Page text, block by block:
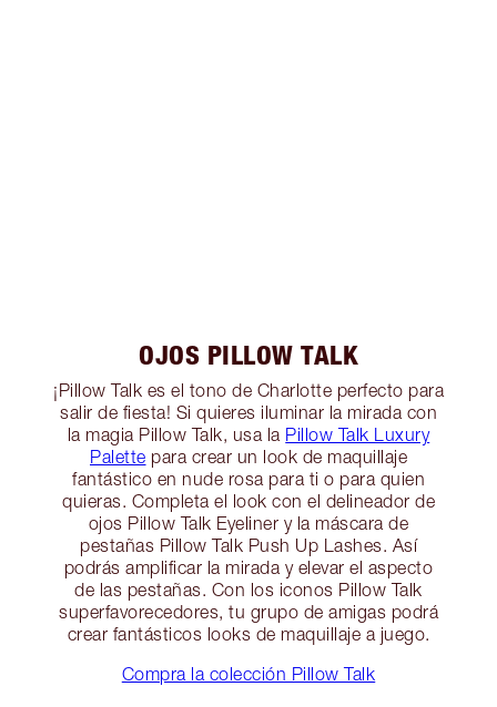
OJOS PILLOW TALK
¡Pillow Talk es el tono de Charlotte perfecto para
salir de fiesta! Si quieres iluminar la mirada con
la magia Pillow Talk, usa la Pillow Talk Luxury
Palette para crear un look de maquillaje
fantástico en nude rosa para ti o para quien
quieras. Completa el look con el delineador de
ojos Pillow Talk Eyeliner y la máscara de
pestañas Pillow Talk Push Up Lashes. Así
podrás amplificar la mirada y elevar el aspecto
de las pestañas. Con los iconos Pillow Talk
superfavorecedores, tu grupo de amigas podrá
crear fantásticos looks de maquillaje a juego.
Compra la colección Pillow Talk